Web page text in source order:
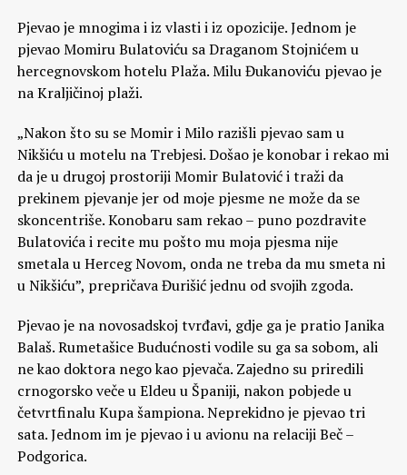
Pjevao je mnogima i iz vlasti i iz opozicije. Jednom je
pjevao Momiru Bulatoviću sa Draganom Stojnićem u
hercegnovskom hotelu Plaža. Milu Đukanoviću pjevao je
na Kraljičinoj plaži.
„Nakon što su se Momir i Milo razišli pjevao sam u
Nikšiću u motelu na Trebjesi. Došao je konobar i rekao mi
da je u drugoj prostoriji Momir Bulatović i traži da
prekinem pjevanje jer od moje pjesme ne može da se
skoncentriše. Konobaru sam rekao – puno pozdravite
Bulatovića i recite mu pošto mu moja pjesma nije
smetala u Herceg Novom, onda ne treba da mu smeta ni
u Nikšiću”, prepričava Đurišić jednu od svojih zgoda.
Pjevao je na novosadskoj tvrđavi, gdje ga je pratio Janika
Balaš. Rumetašice Budućnosti vodile su ga sa sobom, ali
ne kao doktora nego kao pjevača. Zajedno su priredili
crnogorsko veče u Eldeu u Španiji, nakon pobjede u
četvrtfinalu Kupa šampiona. Neprekidno je pjevao tri
sata. Jednom im je pjevao i u avionu na relaciji Beč –
Podgorica.